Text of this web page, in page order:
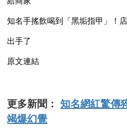
知名手搖飲喝到「黑垢指甲」！
出手了
原文連結
更多新聞：知名網紅驚傳
竭爆幻覺